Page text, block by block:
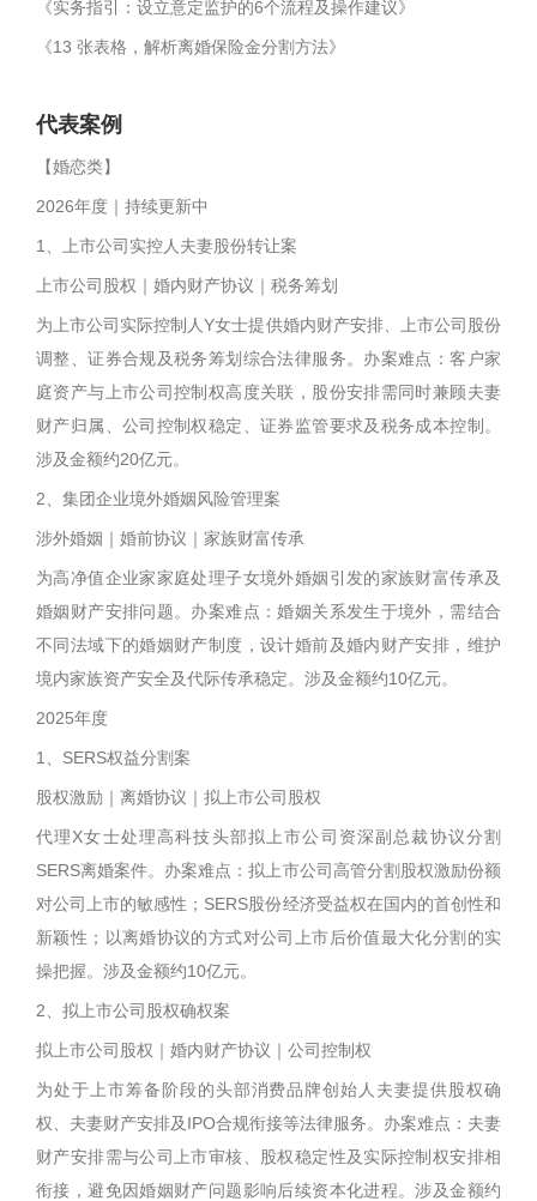
《实务指引：设立意定监护的6个流程及操作建议》
《13 张表格，解析离婚保险金分割方法》
代表案例
【婚恋类】
2026年度｜持续更新中
1、上市公司实控人夫妻股份转让案
上市公司股权｜婚内财产协议｜税务筹划
为上市公司实际控制人Y女士提供婚内财产安排、上市公司股份
调整、证券合规及税务筹划综合法律服务。办案难点：客户家
庭资产与上市公司控制权高度关联，股份安排需同时兼顾夫妻
财产归属、公司控制权稳定、证券监管要求及税务成本控制。
涉及金额约20亿元。
2、集团企业境外婚姻风险管理案
涉外婚姻｜婚前协议｜家族财富传承
为高净值企业家家庭处理子女境外婚姻引发的家族财富传承及
婚姻财产安排问题。办案难点：婚姻关系发生于境外，需结合
不同法域下的婚姻财产制度，设计婚前及婚内财产安排，维护
境内家族资产安全及代际传承稳定。涉及金额约10亿元。
2025年度
1、SERS权益分割案
股权激励｜离婚协议｜拟上市公司股权
代理X女士处理高科技头部拟上市公司资深副总裁协议分割
SERS离婚案件。办案难点：拟上市公司高管分割股权激励份额
对公司上市的敏感性；SERS股份经济受益权在国内的首创性和
新颖性；以离婚协议的方式对公司上市后价值最大化分割的实
操把握。涉及金额约10亿元。
2、拟上市公司股权确权案
拟上市公司股权｜婚内财产协议｜公司控制权
为处于上市筹备阶段的头部消费品牌创始人夫妻提供股权确
权、夫妻财产安排及IPO合规衔接等法律服务。办案难点：夫妻
财产安排需与公司上市审核、股权稳定性及实际控制权安排相
衔接，避免因婚姻财产问题影响后续资本化进程。涉及金额约